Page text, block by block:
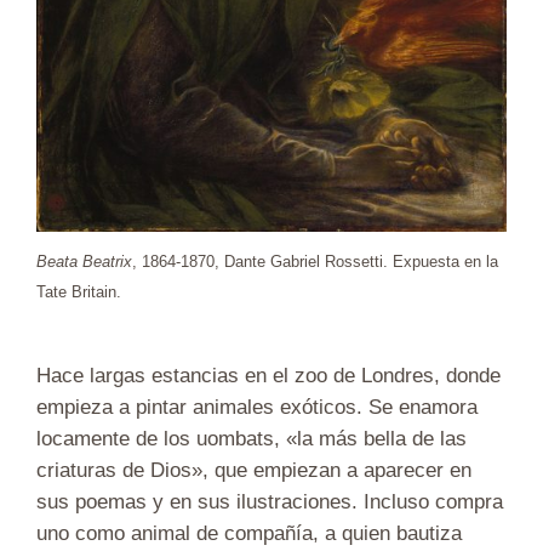
Beata Beatrix , 1864-1870, Dante Gabriel Rossetti. Expuesta en la
Tate Britain.
Hace largas estancias en el zoo de Londres, donde
empieza a pintar animales exóticos. Se enamora
locamente de los uombats, «la más bella de las
criaturas de Dios», que empiezan a aparecer en
sus poemas y en sus ilustraciones. Incluso compra
uno como animal de compañía, a quien bautiza